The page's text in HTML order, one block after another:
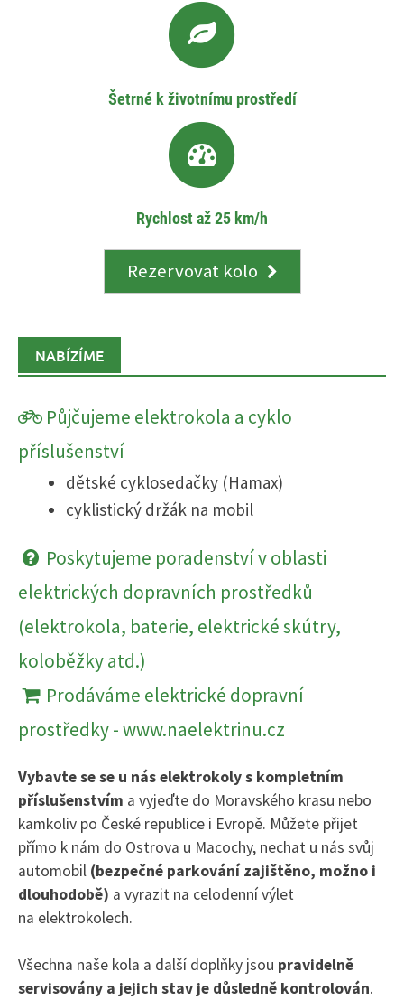
Šetrné k životnímu prostředí
Rychlost až 25 km/h
Rezervovat kolo
NABÍZÍME
Půjčujeme elektrokola a cyklo
příslušenství
dětské cyklosedačky (Hamax)
cyklistický držák na mobil
Poskytujeme poradenství v oblasti
elektrických dopravních prostředků
(elektrokola, baterie, elektrické skútry,
koloběžky atd.)
Prodáváme elektrické dopravní
prostředky - www.naelektrinu.cz
Vybavte se se u nás elektrokoly s kompletním
příslušenstvím a vyjeďte do Moravského krasu nebo
kamkoliv po České republice i Evropě. Můžete přijet
přímo k nám do Ostrova u Macochy, nechat u nás svůj
automobil (bezpečné parkování zajištěno, možno i
dlouhodobě) a vyrazit na celodenní výlet
na elektrokolech.
Všechna naše kola a další doplňky jsou pravidelně
servisovány a jejich stav je důsledně kontrolován.